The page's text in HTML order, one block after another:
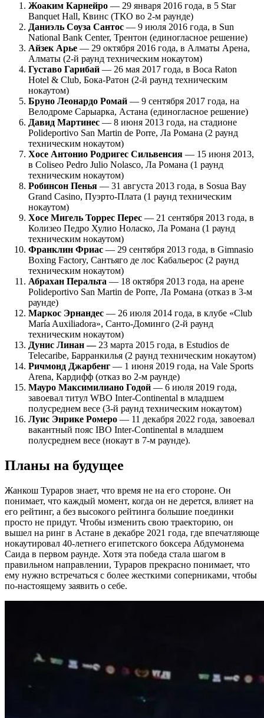
Жоаким Карнейро — 29 января 2016 года, в 5 Star
Banquet Hall, Квинс (ТКО во 2-м раунде)
Даниэль Соуза Сантос — 9 июля 2016 года, в Sun
National Bank Center, Трентон (единогласное решение)
Айзек Арье — 29 октября 2016 года, в Алматы Арена,
Алматы (2-й раунд техническим нокаутом)
Густаво Гарибай — 26 мая 2017 года, в Boca Raton
Hotel & Club, Бока-Ратон (2-й раунд техническим
нокаутом)
Бруно Леонардо Ромай — 9 сентября 2017 года, на
Велодроме Сарыарка, Астана (единогласное решение)
Давид Мартинес — 8 июня 2013 года, на стадионе
Polideportivo San Martin de Porre, Ла Романа (2 раунд
техническим нокаутом)
Хосе Антонио Родригес Сильвенсия — 15 июня 2013,
в Coliseo Pedro Julio Nolasco, Ла Романа (1 раунд
техническим нокаутом)
Робинсон Пенья — 31 августа 2013 года, в Sosua Bay
Grand Casino, Пуэрто-Плата (1 раунд техническим
нокаутом)
Хосе Мигель Торрес Перес — 21 сентября 2013 года, в
Колизео Педро Хулио Ноласко, Ла Романа (1 раунд
техническим нокаутом)
Франклин Фриас — 29 сентября 2013 года, в Gimnasio
Boxing Factory, Сантьяго де лос Кабальерос (2 раунд
техническим нокаутом)
Абрахан Перальта — 18 октября 2013 года, на арене
Polideportivo San Martin de Porre, Ла Романа (отказ в 3-м
раунде)
Маркос Эрнандес — 26 июля 2014 года, в клубе «Club
María Auxiliadora», Санто-Доминго (2-й раунд
техническим нокаутом)
Дунис Линан —23 марта 2015 года, в Estudios de
Telecaribe, Барранкилья (2 раунд техническим нокаутом)
Ричмонд Джарбенг — 1 июня 2019 года, на Vale Sports
Arena, Кардифф (отказ во 2-м раунде)
Мауро Максимилиано Годой — 6 июля 2019 года,
завоевал титул WBO Inter-Continental в младшем
полусреднем весе (3-й раунд техническим нокаутом)
Луис Энрике Ромеро — 11 декабря 2022 года, завоевал
вакантный пояс IBO Inter-Continental в младшем
полусреднем весе (нокаут в 7-м раунде).
Планы на будущее
Жанкош Тураров знает, что время не на его стороне. Он
понимает, что каждый момент, когда он не дерется, влияет на
его рейтинг, а без высокого рейтинга большие поединки
просто не придут. Чтобы изменить свою траекторию, он
вышел на ринг в Астане в декабре 2021 года, где впечатляюще
нокаутировал 40-летнего египетского боксера Абдумонема
Саида в первом раунде. Хотя эта победа стала шагом в
правильном направлении, Тураров прекрасно понимает, что
ему нужно встречаться с более жесткими соперниками, чтобы
по-настоящему заявить о себе.